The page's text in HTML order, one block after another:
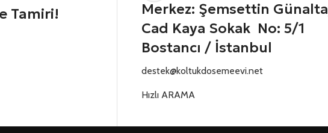
Tamiri!
Merkez: Şemsettin
Cad Kaya Sokak No: 5/1
Bostancı / İstanbul
destek@koltukdosemeevi.net
Hızlı ARAMA